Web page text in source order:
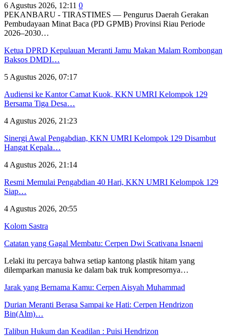
6 Agustus 2026, 12:11 0
PEKANBARU - TIRASTIMES — Pengurus Daerah Gerakan
Pembudayaan Minat Baca (PD GPMB) Provinsi Riau Periode
2026–2030…
Ketua DPRD Kepulauan Meranti Jamu Makan Malam Rombongan
Baksos DMDI…
5 Agustus 2026, 07:17
Audiensi ke Kantor Camat Kuok, KKN UMRI Kelompok 129
Bersama Tiga Desa…
4 Agustus 2026, 21:23
Sinergi Awal Pengabdian, KKN UMRI Kelompok 129 Disambut
Hangat Kepala…
4 Agustus 2026, 21:14
Resmi Memulai Pengabdian 40 Hari, KKN UMRI Kelompok 129
Siap…
4 Agustus 2026, 20:55
Kolom Sastra
Catatan yang Gagal Membatu: Cerpen Dwi Scativana Isnaeni
Lelaki itu percaya bahwa setiap kantong plastik hitam yang
dilemparkan manusia ke dalam bak truk kompresornya…
Jarak yang Bernama Kamu: Cerpen Aisyah Muhammad
Durian Meranti Berasa Sampai ke Hati: Cerpen Hendrizon
Bin(Alm)…
Talibun Hukum dan Keadilan : Puisi Hendrizon